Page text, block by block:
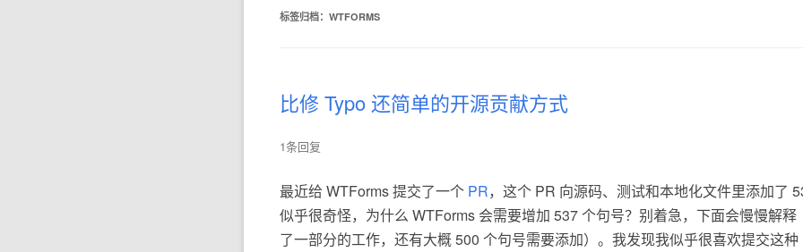
标签归档： WTFORMS
比修 Typo 还简单的开源贡献方式
1条回复
最近给 WTForms 提交了一个 PR，这个 PR 向源码、测试和本地化文件里添加了
似乎很奇怪，为什么 WTForms 会需要增加 537 个句号？别着急，下面会慢慢解
了一部分的工作，还有大概 500 个句号需要添加）。我发现我似乎很喜欢提交这